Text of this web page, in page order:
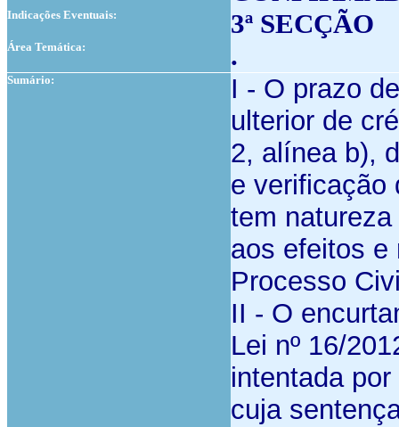
Indicações Eventuais: 3ª SECÇÃO
Área Temática: .
Sumário:
I - O prazo
ulterior de
2, alínea b),
e verificação
tem
aos efeitos e
Processo
II - O
Lei nº 16/
intentada
cuja